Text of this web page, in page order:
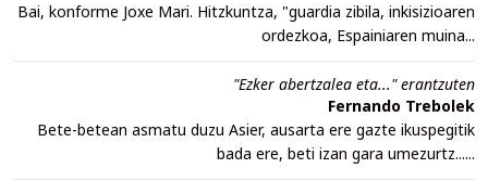
Bai, konforme Joxe Mari. Hitzkuntza, "guardia zibila, inkisizioaren
ordezkoa, Espainiaren muina...
"Ezker abertzalea eta..." erantzuten
Fernando Trebolek
Bete-betean asmatu duzu Asier, ausarta ere gazte ikuspegitik
bada ere, beti izan gara umezurtz......